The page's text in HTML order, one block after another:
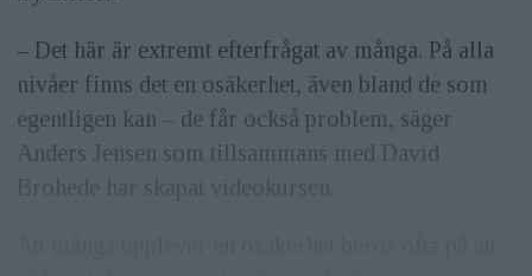
– Det här är extremt efterfrågat av många. På alla
nivåer finns det en osäkerhet, även bland de som
egentligen kan – de får också pro­blem, säger
Anders Jensen som tillsammans med David